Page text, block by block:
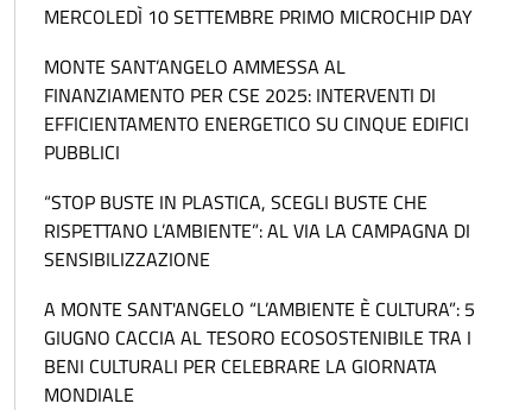
MERCOLEDÌ 10 SETTEMBRE PRIMO MICROCHIP DAY
MONTE SANT’ANGELO AMMESSA AL
FINANZIAMENTO PER CSE 2025: INTERVENTI DI
EFFICIENTAMENTO ENERGETICO SU CINQUE EDIFICI
PUBBLICI
“STOP BUSTE IN PLASTICA, SCEGLI BUSTE CHE
RISPETTANO L’AMBIENTE”: AL VIA LA CAMPAGNA DI
SENSIBILIZZAZIONE
A MONTE SANT'ANGELO “L’AMBIENTE È CULTURA”: 5
GIUGNO CACCIA AL TESORO ECOSOSTENIBILE TRA I
BENI CULTURALI PER CELEBRARE LA GIORNATA
MONDIALE